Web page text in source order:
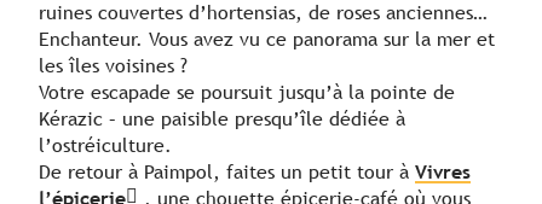
ruines couvertes d’hortensias, de roses anciennes…
Enchanteur. Vous avez vu ce panorama sur la mer et
les îles voisines ?
Votre escapade se poursuit jusqu’à la pointe de
Kérazic – une paisible presqu’île dédiée à
l’ostréiculture.
De retour à Paimpol, faites un petit tour à Vivres
l’épicerie
, une chouette épicerie-café où vous